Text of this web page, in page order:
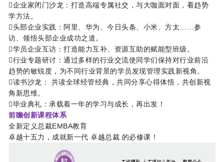
企业家闭门沙龙：打造高端专属社交，与大咖面对面，看趋势
学方法。
头部企业实践：阿里、华为、今日头条、小米、方太……参
访、领悟头部企业成功之道。
学员企业互访：打造能力互补、资源互助的赋能型班级。
行业专题研讨：通过多样的行业交流使同学们保持对行业前沿
趋势的敏锐度，为不同行业背景的学员发现管理实践新视角。
读书沙龙： 共读全球经管经典，共同分享心得体悟，共创新视
角新思维。
毕业典礼：承载着一年的学习与成长，再出发！
前瞻创新课程体系
全新定义总裁EMBA教育
卓越十五力，成就新一代 卓越总裁 的必修课！